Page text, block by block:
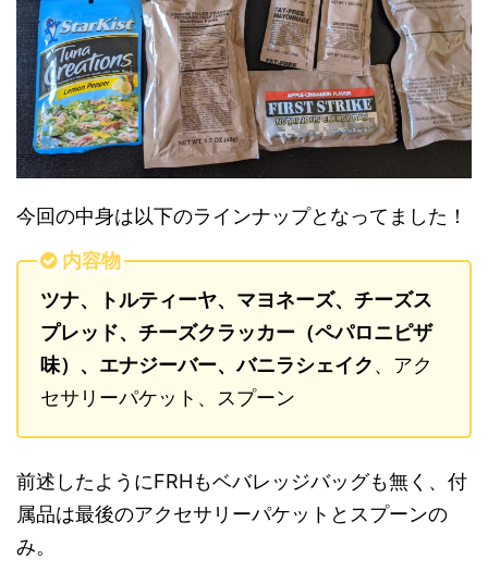
今回の中身は以下のラインナップとなってました！
内容物
ツナ、トルティーヤ、マヨネーズ、チーズス
プレッド、チーズクラッカー（ペパロニピザ
味）、エナジーバー、バニラシェイク、アク
セサリーパケット、スプーン
前述したようにFRHもベバレッジバッグも無く、付
属品は最後のアクセサリーパケットとスプーンの
み。